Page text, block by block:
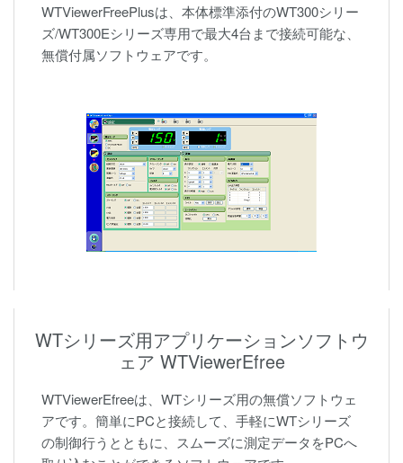
WTViewerFreePlusは、本体標準添付のWT300シリー
ズ/WT300Eシリーズ専用で最大4台まで接続可能な、
無償付属ソフトウェアです。
WTシリーズ用アプリケーションソフトウ
ェア WTViewerEfree
WTViewerEfreeは、WTシリーズ用の無償ソフトウェ
アです。簡単にPCと接続して、手軽にWTシリーズ
の制御行うとともに、スムーズに測定データをPCへ